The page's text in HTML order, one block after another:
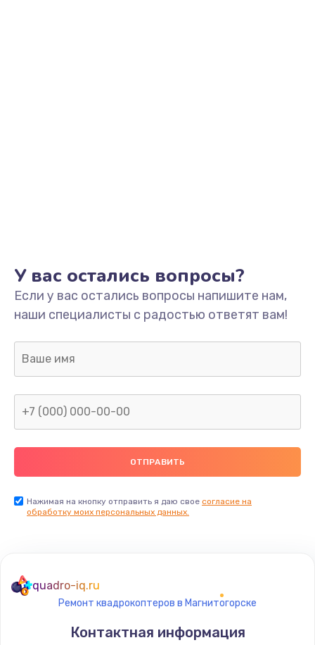
Замена/Pемонт карбюратора
1300 руб.
Заказать
Ремонт капиллярной трубки
400 руб.
Заказать
Замена термостата
1200 руб.
У вас остались вопросы?
Если у вас остались вопросы напишите нам,
наши специалисты с радостью ответят вам!
Нажимая на кнопку отправить я даю свое согласие на
обработку моих персональных данных.
quadro-iq.ru
Ремонт квадрокоптеров в Магнитогорске
Контактная информация